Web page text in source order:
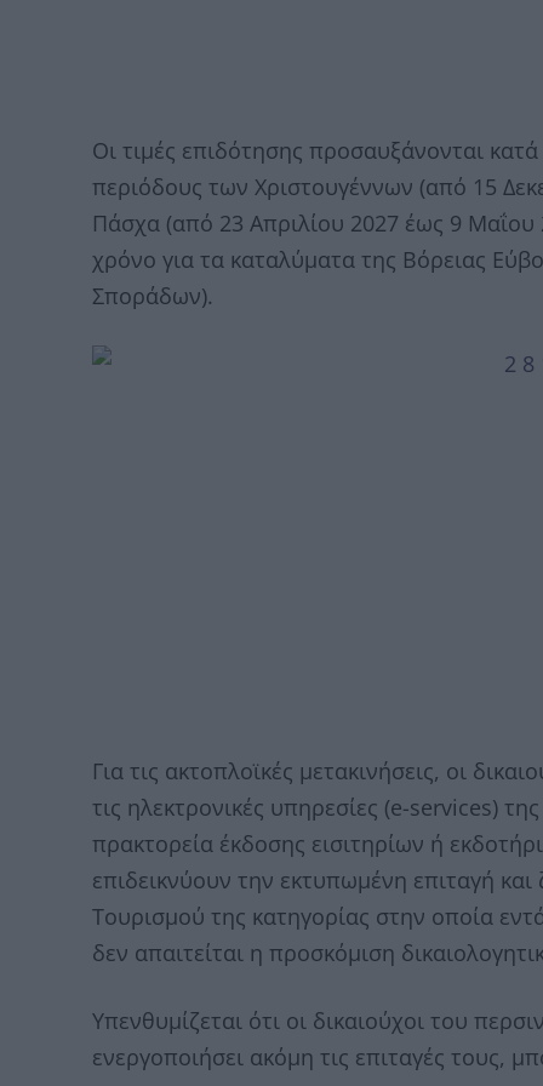
Οι τιμές επιδότησης προσαυξάνονται
περιόδους των Χριστουγέννων (από 15
Πάσχα (από 23 Απριλίου 2027 έως 9 Μαΐου
χρόνο για τα καταλύματα της Βόρειας
Σποράδων).
Για τις ακτοπλοϊκές μετακινήσεις, οι
τις ηλεκτρονικές υπηρεσίες (e-services)
πρακτορεία έκδοσης εισιτηρίων ή
επιδεικνύουν την εκτυπωμένη επιταγή
Τουρισμού της κατηγορίας στην οποία
δεν απαιτείται η προσκόμιση
Υπενθυμίζεται ότι οι δικαιούχοι του
ενεργοποιήσει ακόμη τις επιταγές τους,